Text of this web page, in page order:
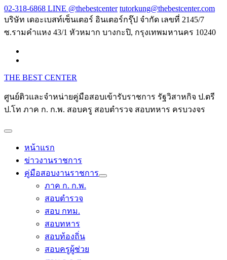
Skip
to
02-318-6868 LINE @thebestcenter tutorkung@thebestcenter.com
บริษัท เดอะเบสท์เซ็นเตอร์ อินเตอร์กรุ๊ป จำกัด เลขที่ 2145/7
ซ.รามคำแหง 43/1 หัวหมาก บางกะปิ, กรุงเทพมหานคร 10240
THE BEST CENTER
ศูนย์ติวและจำหน่ายคู่มือสอบเข้ารับราชการ รัฐวิสาหกิจ ป.ตรี
ป.โท ภาค ก. ก.พ. สอบครู สอบตำรวจ สอบทหาร ครบวงจร
หน้าแรก
ข่าวงานราชการ
คู่มือสอบงานราชการ
ภาค ก. ก.พ.
สอบตำรวจ
สอบ กทม.
สอบทหาร
สอบท้องถิ่น
สอบครูผู้ช่วย